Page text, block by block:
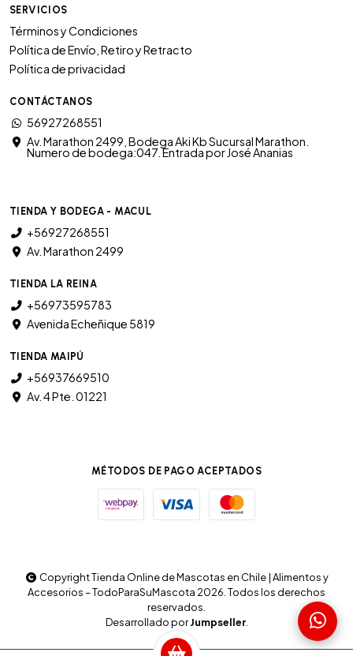
SERVICIOS
Términos y Condiciones
Política de Envío, Retiro y Retracto
Política de privacidad
CONTÁCTANOS
56927268551
Av. Marathon 2499, Bodega Aki Kb Sucursal Marathon.
Numero de bodega:047. Entrada por José Ananias
TIENDA Y BODEGA - MACUL
+56927268551
Av. Marathon 2499
TIENDA LA REINA
+56973595783
Avenida Echeñique 5819
TIENDA MAIPÚ
+56937669510
Av. 4 Pte. 01221
MÉTODOS DE PAGO ACEPTADOS
Copyright Tienda Online de Mascotas en Chile | Alimentos y
Accesorios – TodoParaSuMascota 2026. Todos los derechos
reservados.
Desarrollado porJumpseller.